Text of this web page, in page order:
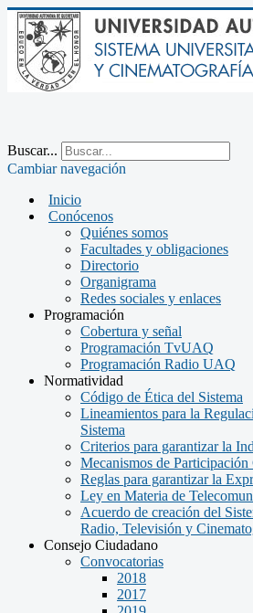
Buscar...
Cambiar navegación
Inicio
Conócenos
Quiénes somos
Facultades y obligaciones
Directorio
Organigrama
Redes sociales y enlaces
Programación
Cobertura y señal
Programación TvUAQ
Programación Radio UAQ
Normatividad
Código de Ética del Sistema
Lineamientos para la
Sistema
Criterios para garantizar la
Mecanismos de Participación
Reglas para garantizar la
Ley en Materia de
Acuerdo de creación del
Radio, Televisión y
Consejo Ciudadano
Convocatorias
2018
2017